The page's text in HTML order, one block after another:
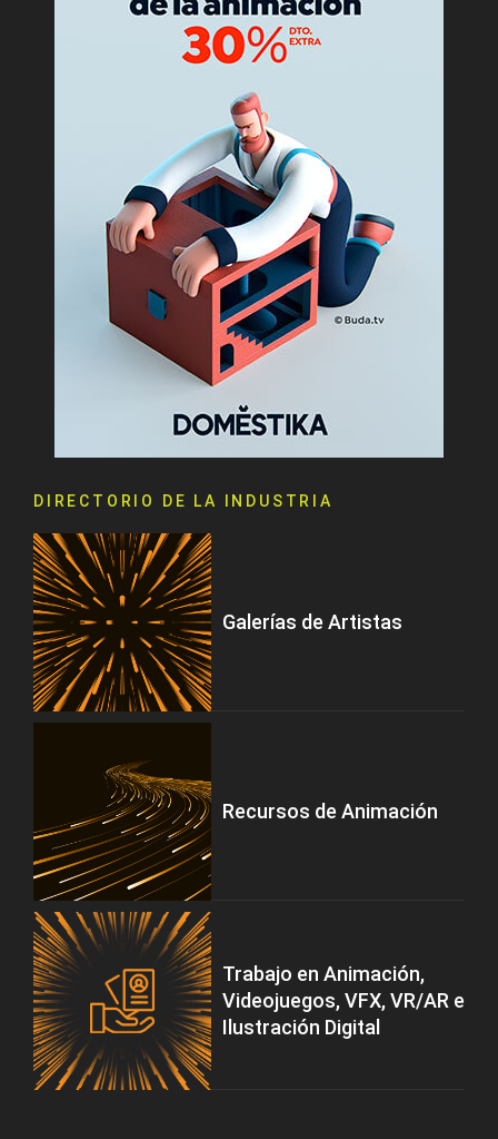
DIRECTORIO DE LA INDUSTRIA
Galerías de Artistas
Recursos de Animación
Trabajo en Animación,
Videojuegos, VFX, VR/AR e
Ilustración Digital